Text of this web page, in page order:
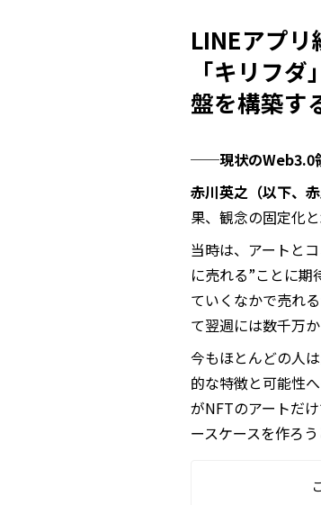
LINEアプ
「キリフ
盤を構築す
──現状のWeb3.0
赤川英之（以下、赤
果、観念の固定化
当時は、アートと
に売れる”ことに
ていくなかで売れ
て翌週には数千万
今もほとんどの人
的な特徴と可能性
がNFTのアートだ
ースケースを作ろ